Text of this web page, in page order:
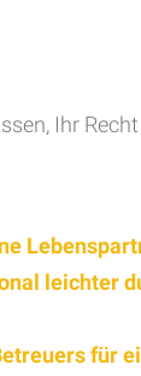
Ihr
leichter
für